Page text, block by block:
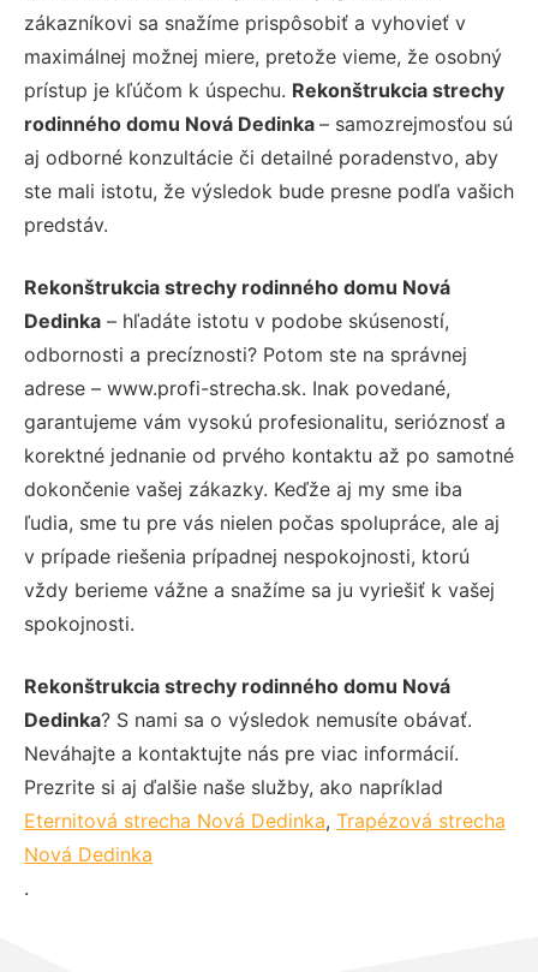
zákazníkovi sa snažíme prispôsobiť a vyhovieť v
maximálnej možnej miere, pretože vieme, že osobný
prístup je kľúčom k úspechu. Rekonštrukcia strechy
rodinného domu Nová Dedinka – samozrejmosťou sú
aj odborné konzultácie či detailné poradenstvo, aby
ste mali istotu, že výsledok bude presne podľa vašich
predstáv.
Rekonštrukcia strechy rodinného domu Nová
Dedinka – hľadáte istotu v podobe skúseností,
odbornosti a precíznosti? Potom ste na správnej
adrese – www.profi-strecha.sk. Inak povedané,
garantujeme vám vysokú profesionalitu, serióznosť a
korektné jednanie od prvého kontaktu až po samotné
dokončenie vašej zákazky. Keďže aj my sme iba
ľudia, sme tu pre vás nielen počas spolupráce, ale aj
v prípade riešenia prípadnej nespokojnosti, ktorú
vždy berieme vážne a snažíme sa ju vyriešiť k vašej
spokojnosti.
Rekonštrukcia strechy rodinného domu Nová
Dedinka? S nami sa o výsledok nemusíte obávať.
Neváhajte a kontaktujte nás pre viac informácií.
Prezrite si aj ďalšie naše služby, ako napríklad
Eternitová strecha Nová Dedinka, Trapézová strecha
Nová Dedinka
.